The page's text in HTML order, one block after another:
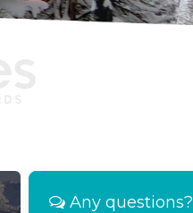
Any questions?